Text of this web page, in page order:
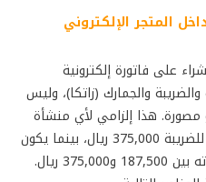
على فاتورة إلكترونية
والجمارك (زاتكا)، وليس
مصورة. هذا إلزامي لأي منشأة
تجاوزت إيراداتها السنوية الخاضعة للضريبة 375,000 ريال، بينما يكون
التسجيل اختياريًا لمن تراوحت إيراداته بين 187,500 و375,000 ريال.